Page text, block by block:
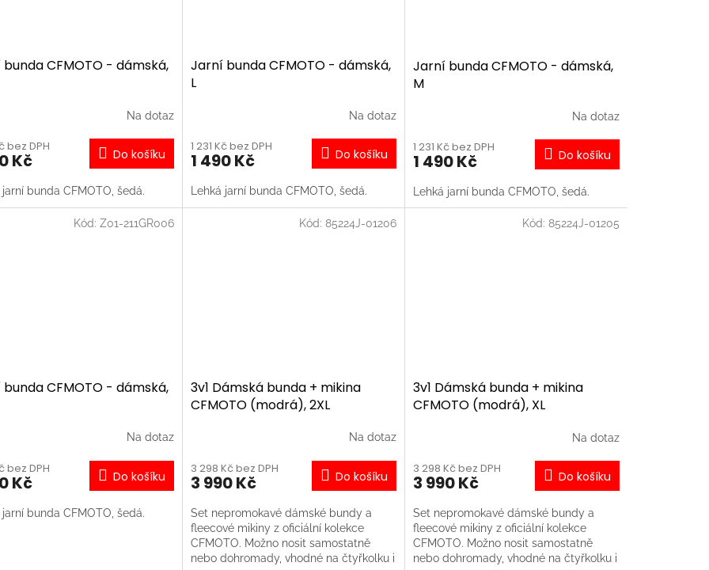
CFMOTO - dámská,
Na dotaz
bez DPH
Kč Do košíku
jarní bunda CFMOTO, šedá.
Jarní bunda CFMOTO - dámská,
L
Na dotaz
1 231 Kč bez DPH
1 490 Kč Do košíku
Lehká jarní bunda CFMOTO, šedá.
Jarní bunda CFMOTO - dámská,
M
Na dotaz
1 231 Kč bez DPH
1 490 Kč Do košíku
Lehká jarní bunda CFMOTO, šedá.
CFMOTO - dámská,
Na dotaz
bez DPH
Kč Do košíku
jarní bunda CFMOTO, šedá.
Kód: Z01-211GR006
3v1 Dámská bunda + mikina
CFMOTO (modrá), 2XL
Na dotaz
3 298 Kč bez DPH
3 990 Kč Do košíku
Set nepromokavé dámské bundy a
fleecové mikiny z oficiální kolekce
CFMOTO. Možno nosit samostatně
nebo dohromady, vhodné na čtyřkolku i
Kód: 85224J-01206
3v1 Dámská bunda + mikina
CFMOTO (modrá), XL
Na dotaz
3 298 Kč bez DPH
3 990 Kč Do košíku
Set nepromokavé dámské bundy a
fleecové mikiny z oficiální kolekce
CFMOTO. Možno nosit samostatně
nebo dohromady, vhodné na čtyřkolku i
Kód: 85224J-01205